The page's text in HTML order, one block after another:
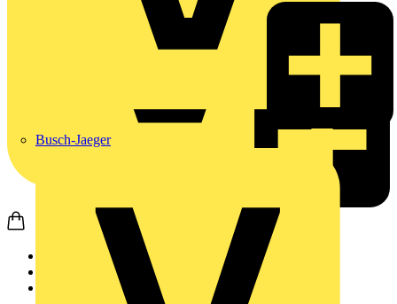
Busch-Jaeger